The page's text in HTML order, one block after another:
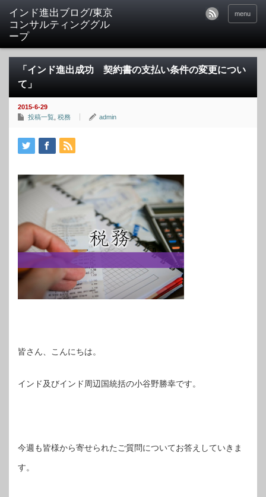
インド進出ブログ/東京
コンサルティンググル
ープ
menu
「インド進出成功 契約書の支払い条件の変更につい
て」
2015-6-29
投稿一覧 税務 admin
皆さん、こんにちは。
インド及びインド周辺国統括の小谷野勝幸です。
今週も皆様から寄せられたご質問についてお答えしていきま
す。